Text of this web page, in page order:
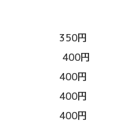
350円
ュ 400円
ド 400円
ル 400円
ー 400円